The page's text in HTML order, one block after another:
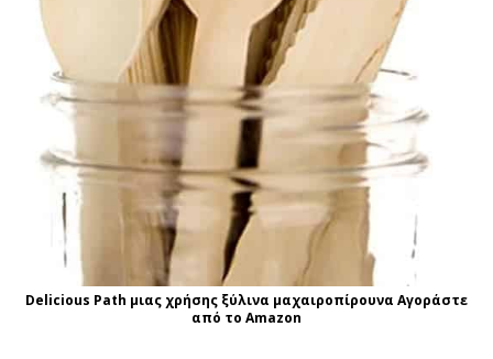
Delicious Path μιας χρήσης ξύλινα μαχαιροπίρουνα Αγοράστε
από το Amazon